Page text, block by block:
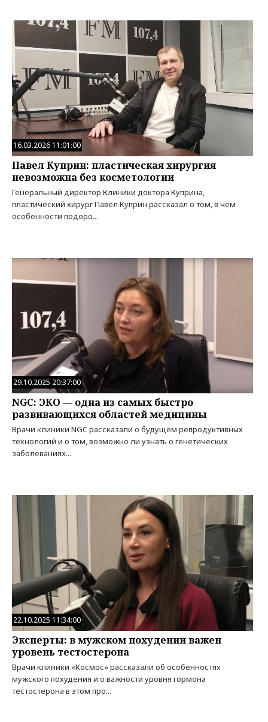
16.03.2026 11:01:00
Павел Куприн: пластическая хирургия
невозможна без косметологии
Генеральный директор Клиники доктора Куприна,
пластический хирург Павел Куприн рассказал о том, в чем
особенности подоро...
29.10.2025 20:37:00
NGC: ЭКО — одна из самых быстро
развивающихся областей медицины
Врачи клиники NGC рассказали о будущем репродуктивных
технологий и о том, возможно ли узнать о генетических
заболеваниях...
22.10.2025 11:34:00
Эксперты: в мужском похудении важен
уровень тестостерона
Врачи клиники «Космос» рассказали об особенностях
мужского похудения и о важности уровня гормона
тестостерона в этом про...